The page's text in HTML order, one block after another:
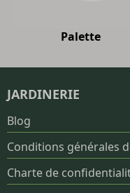
Palette
JARDINERIE
Blog
Conditions générales
Charte de